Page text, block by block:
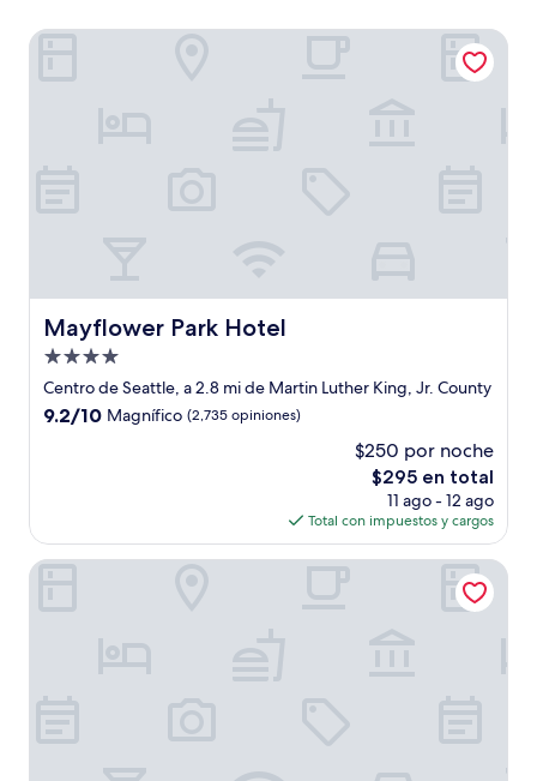
Mayflower Park Hotel
Mayflower Park Hotel
Propiedad
de
4.0
Centro de Seattle, a 2.8 mi de Martin Luther King, Jr. County
9.2
9.2/10 Magnífico (2,735 opiniones)
$250 por noche
El
precio
actual
es
de
$295 en total
11 ago - 12 ago
Total con impuestos y cargos
Mayflower Park Hotel
Crowne Plaza Seattle - Downtown by IHG